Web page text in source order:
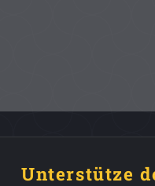
Unterstütze